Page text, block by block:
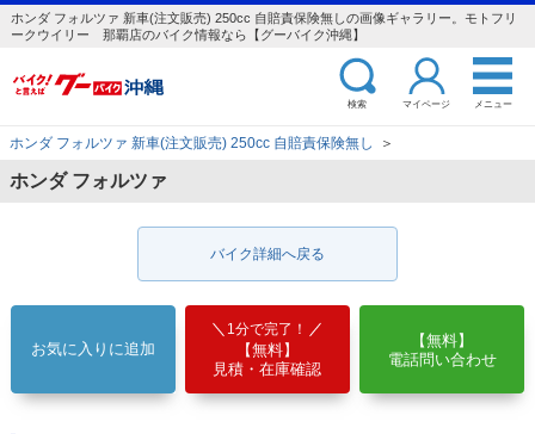
ホンダ フォルツァ 新車(注文販売) 250cc 自賠責保険無しの画像ギャラリー。モトフリ
ークウイリー 那覇店のバイク情報なら【グーバイク沖縄】
検索 マイページ メニュー
ホンダ フォルツァ 新車(注文販売) 250cc 自賠責保険無し ＞
ホンダ フォルツァ
バイク詳細へ戻る
お気に入りに追加
1分で完了！
【無料】
見積・在庫確認
【無料】
電話問い合わせ